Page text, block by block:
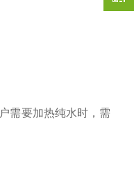
需要加热纯水时，需